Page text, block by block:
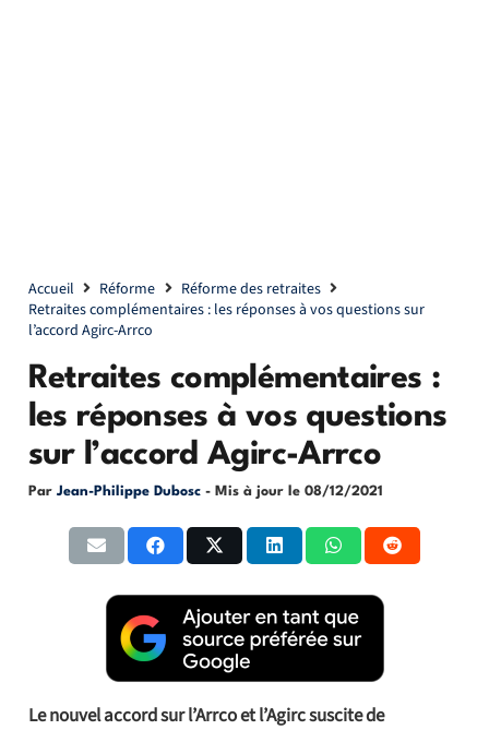
Accueil Réforme
Réforme des retraites
Retraites complémentaires : les réponses à vos questions sur
l’accord Agirc-Arrco
Retraites complémentaires :
les réponses à vos questions
sur l’accord Agirc-Arrco
Par Jean-Philippe Dubosc - Mis à jour le 08/12/2021
Le nouvel accord sur l’Arrco et l’Agirc suscite de